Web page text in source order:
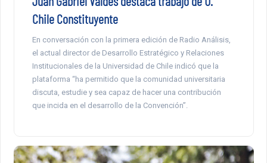
Chile Constituyente
En conversación con la primera edición de Radio Análisis,
el actual director de Desarrollo Estratégico y Relaciones
Institucionales de la Universidad de Chile indicó que la
plataforma “ha permitido que la comunidad universitaria
discuta, estudie y sea capaz de hacer una contribución
que incida en el desarrollo de la Convención”.